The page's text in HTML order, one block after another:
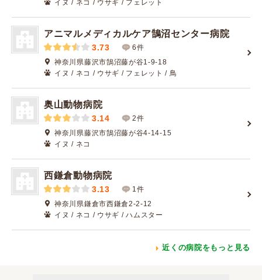
イヌ / ネコ / ウサギ / フェレット
アニマルメディカルケア鵠沼センター病院
3.73
6件
神奈川県藤沢市鵠沼藤が谷1-9-18
イヌ / ネコ / ウサギ / フェレット / 鳥
奥山動物病院
3.14
2件
神奈川県藤沢市鵠沼藤が谷4-14-15
イヌ / ネコ
西鎌倉動物病院
3.13
1件
神奈川県鎌倉市西鎌倉2-2-12
イヌ / ネコ / ウサギ / ハムスター
近くの病院をもっと見る